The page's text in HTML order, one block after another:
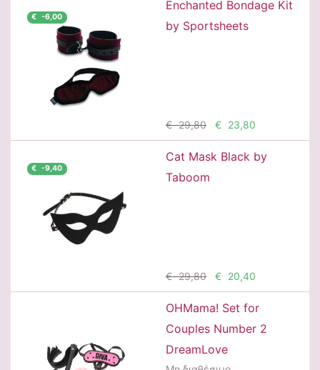
€ -6,00
Προσθήκη
Enchanted Bondage Kit
by Sportsheets
€ 29,80 € 23,80
€ -9,40
Cat Mask Black by
Taboom
€ 29,80 € 20,40
OHMama! Set for
Couples Number 2
DreamLove